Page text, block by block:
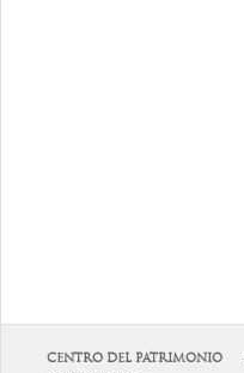
CENTRO DEL PATRIMONIO